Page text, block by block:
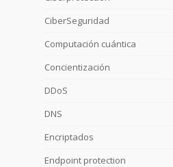
CiberSeguridad
Computación cuántica
Concientización
DDoS
DNS
Encriptados
Endpoint protection